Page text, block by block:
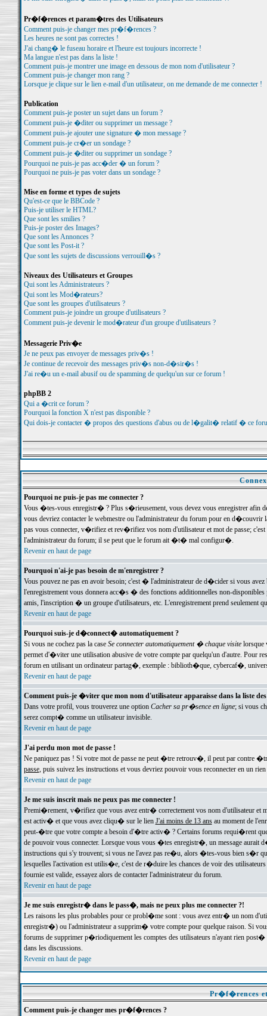
Pr�f�rences et param�tres des Utilisateurs
Comment puis-je changer mes pr�f�rences ?
Les heures ne sont pas correctes !
J'ai chang� le fuseau horaire et l'heure est toujours incorrecte !
Ma langue n'est pas dans la liste !
Comment puis-je montrer une image en dessous de mon nom d'utilisateur ?
Comment puis-je changer mon rang ?
Lorsque je clique sur le lien e-mail d'un utilisateur, on me demande de me connecter !
Publication
Comment puis-je poster un sujet dans un forum ?
Comment puis-je �diter ou supprimer un message ?
Comment puis-je ajouter une signature � mon message ?
Comment puis-je cr�er un sondage ?
Comment puis-je �diter ou supprimer un sondage ?
Pourquoi ne puis-je pas acc�der � un forum ?
Pourquoi ne puis-je pas voter dans un sondage ?
Mise en forme et types de sujets
Qu'est-ce que le BBCode ?
Puis-je utiliser le HTML?
Que sont les smilies ?
Puis-je poster des Images?
Que sont les Annonces ?
Que sont les Post-it ?
Que sont les sujets de discussions verrouill�s ?
Niveaux des Utilisateurs et Groupes
Qui sont les Administrateurs ?
Qui sont les Mod�rateurs?
Que sont les groupes d'utilisateurs ?
Comment puis-je joindre un groupe d'utilisateurs ?
Comment puis-je devenir le mod�rateur d'un groupe d'utilisateurs ?
Messagerie Priv�e
Je ne peux pas envoyer de messages priv�s !
Je continue de recevoir des messages priv�s non-d�sir�s !
J'ai re�u un e-mail abusif ou de spamming de quelqu'un sur ce forum !
phpBB 2
Qui a �crit ce forum ?
Pourquoi la fonction X n'est pas disponible ?
Qui dois-je contacter � propos des questions d'abus ou de l�galit� relatif � ce
Pourquoi ne puis-je pas me connecter ?
Vous �tes-vous enregistr� ? Plus s�rieusement, vous devez vous enregistrer
vous devriez contacter le webmestre ou l'administrateur du forum pour en
pas vous connecter, v�rifiez et rev�rifiez vos nom d'utilisateur et mot de passe;
l'administrateur du forum; il se peut que le forum ait �t� mal configur�.
Revenir en haut de page
Pourquoi n'ai-je pas besoin de m'enregistrer ?
Vous pouvez ne pas en avoir besoin; c'est � l'administrateur de d�cider si vous
l'enregistrement vous donnera acc�s � des fonctions additionnelles non-
amis, l'inscription � un groupe d'utilisateurs, etc. L'enregistrement prend seulement
Revenir en haut de page
Pourquoi suis-je d�connect� automatiquement ?
Si vous ne cochez pas la case Se connecter automatiquement � chaque visitelorsque
permet d'�viter une utilisation abusive de votre compte par quelqu'un d'autre. Pour
forum en utilisant un ordinateur partag�, exemple : biblioth�que, cybercaf�,
Revenir en haut de page
Comment puis-je �viter que mon nom d'utilisateur apparaisse dans la liste
Dans votre profil, vous trouverez une option Cacher sa pr�sence en ligne; si vous
serez compt� comme un utilisateur invisible.
Revenir en haut de page
J'ai perdu mon mot de passe !
Ne paniquez pas ! Si votre mot de passe ne peut �tre retrouv�, il peut par contre
passe, puis suivez les instructions et vous devriez pouvoir vous reconnecter en un rien
Revenir en haut de page
Je me suis inscrit mais ne peux pas me connecter !
Premi�rement, v�rifiez que vous avez entr� correctement vos nom d'utilisateur
est activ� et que vous avez cliqu� sur le lien J'ai moins de 13 ansau moment de
peut-�tre que votre compte a besoin d'�tre activ� ? Certains forums requi�rent
de pouvoir vous connecter. Lorsque vous vous �tes enregistr�, un message aurait
instructions qui s'y trouvent; si vous ne l'avez pas re�u, alors �tes-vous bien s�r
lesquelles l'activation est utilis�e, c'est de r�duire les chances de voir des
fournie est valide, essayez alors de contacter l'administrateur du forum.
Revenir en haut de page
Je me suis enregistr� dans le pass�, mais ne peux plus me connecter ?!
Les raisons les plus probables pour ce probl�me sont : vous avez entr� un nom
enregistr�) ou l'administrateur a supprim� votre compte pour quelque raison. Si
forums de supprimer p�riodiquement les comptes des utilisateurs n'ayant rien
dans les discussions.
Revenir en haut de page
Pr�f�rences
Comment puis-je changer mes pr�f�rences ?